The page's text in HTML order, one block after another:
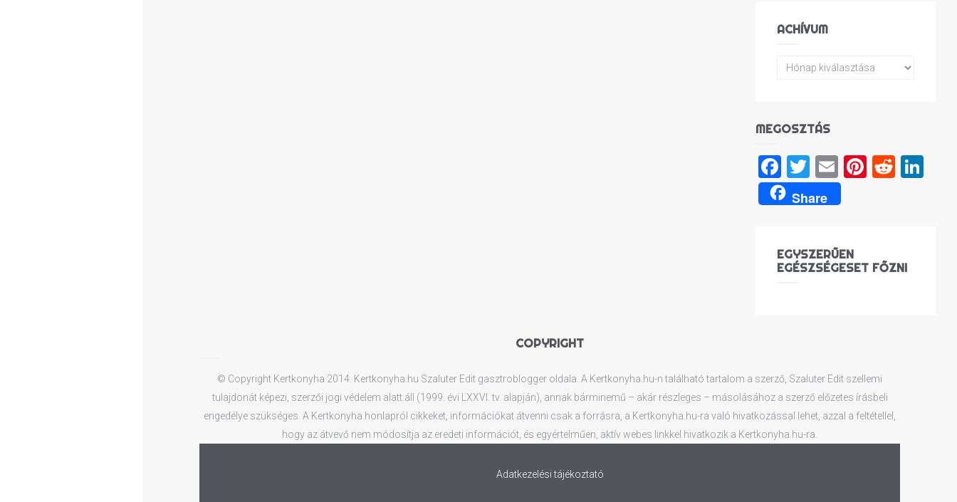
ACHÍVUM
MEGOSZTÁS
Facebook
Twitter
EmailPinterest
Share
EGYSZERŰEN
EGÉSZSÉGESET FŐZNI
COPYRIGHT
© Copyright Kertkonyha 2014. Kertkonyha.hu Szaluter Edit gasztroblogger oldala. A Kertkonyha.hu-n található tartalom a szerző, Szaluter Edit szellemi
tulajdonát képezi, szerzői jogi védelem alatt áll (1999. évi LXXVI. tv. alapján), annak bárminemű – akár részleges – másolásához a szerző előzetes írásbeli
engedélye szükséges. A Kertkonyha honlapról cikkeket, információkat átvenni csak a forrásra, a Kertkonyha.hu-ra való hivatkozással lehet, azzal a feltétellel,
hogy az átvevő nem módosítja az eredeti információt, és egyértelműen, aktív webes linkkel hivatkozik a Kertkonyha.hu-ra.
Adatkezelési tájékoztató